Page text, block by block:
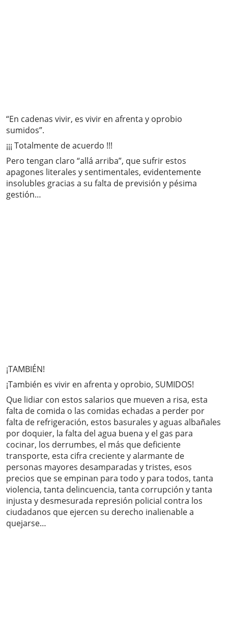
“En cadenas vivir, es vivir en afrenta y oprobio
sumidos”.
¡¡¡ Totalmente de acuerdo !!!
Pero tengan claro “allá arriba”, que sufrir estos
apagones literales y sentimentales, evidentemente
insolubles gracias a su falta de previsión y pésima
gestión…
¡TAMBIÉN!
¡También es vivir en afrenta y oprobio, SUMIDOS!
Que lidiar con estos salarios que mueven a risa, esta
falta de comida o las comidas echadas a perder por
falta de refrigeración, estos basurales y aguas albañales
por doquier, la falta del agua buena y el gas para
cocinar, los derrumbes, el más que deficiente
transporte, esta cifra creciente y alarmante de
personas mayores desamparadas y tristes, esos
precios que se empinan para todo y para todos, tanta
violencia, tanta delincuencia, tanta corrupción y tanta
injusta y desmesurada represión policial contra los
ciudadanos que ejercen su derecho inalienable a
quejarse…